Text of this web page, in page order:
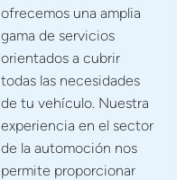
ofrecemos una amplia
gama de servicios
orientados a cubrir
todas las necesidades
de tu vehículo. Nuestra
experiencia en el sector
de la automoción nos
permite proporcionar